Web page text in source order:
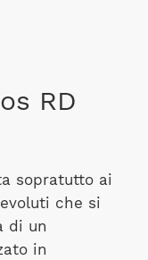
RD
sopratutto ai
che si
di un
in